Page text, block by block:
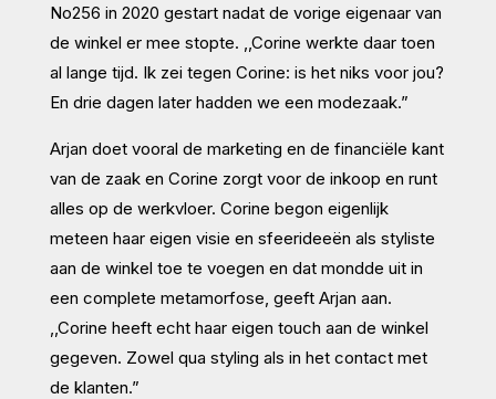
No256 in 2020 gestart nadat de vorige eigenaar van
de winkel er mee stopte. ,,Corine werkte daar toen
al lange tijd. Ik zei tegen Corine: is het niks voor jou?
En drie dagen later hadden we een modezaak.”
Arjan doet vooral de marketing en de financiële kant
van de zaak en Corine zorgt voor de inkoop en runt
alles op de werkvloer. Corine begon eigenlijk
meteen haar eigen visie en sfeerideeën als styliste
aan de winkel toe te voegen en dat mondde uit in
een complete metamorfose, geeft Arjan aan.
,,Corine heeft echt haar eigen touch aan de winkel
gegeven. Zowel qua styling als in het contact met
de klanten.”